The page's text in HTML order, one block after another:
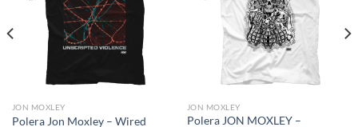
JON MOXLEY
Polera Jon Moxley – Wired
JON MOXLEY
Polera JON MOXLEY –